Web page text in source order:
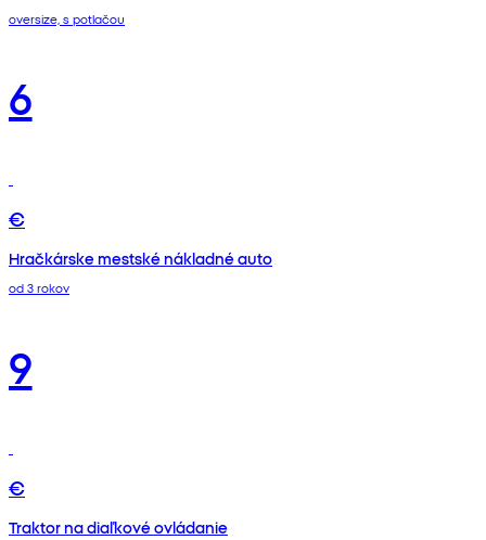
oversize, s potlačou
6
€
Hračkárske mestské nákladné auto
od 3 rokov
9
€
Traktor na diaľkové ovládanie